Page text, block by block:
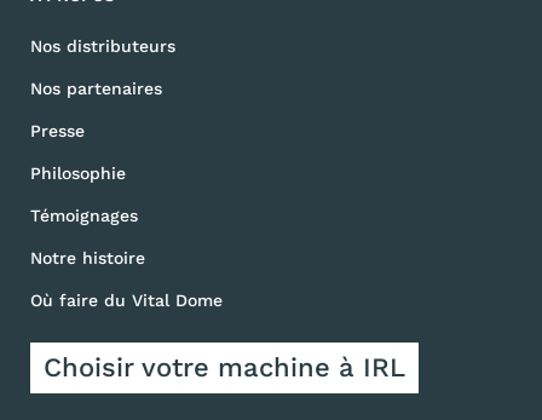
Nos distributeurs
Nos partenaires
Presse
Philosophie
Témoignages
Notre histoire
Où faire du Vital Dome
Choisir votre machine à IRL